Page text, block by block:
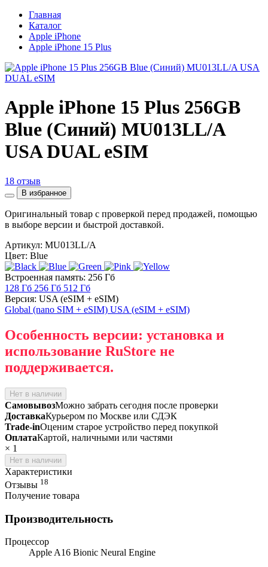
Главная
Каталог
Apple iPhone
Apple iPhone 15 Plus
Apple iPhone 15 Plus 256GB
Blue (Синий) MU013LL/A
USA DUAL eSIM
18 отзыв
В избранное
Оригинальный товар с проверкой перед продажей, помощью
в выборе версии и быстрой доставкой.
Артикул: MU013LL/A
Цвет: Blue
Встроенная память: 256 Гб
128 Гб 256 Гб 512 Гб
Версия: USA (eSIM + eSIM)
Global (nano SIM + eSIM) USA (eSIM + eSIM)
Особенность версии: установка и
использование RuStore не
поддерживается.
Нет в наличии
СамовывозМожно забрать сегодня после проверки
ДоставкаКурьером по Москве или СДЭК
Trade-inОценим старое устройство перед покупкой
ОплатаКартой, наличными или частями
× 1
Нет в наличии
Характеристики
Отзывы 18
Получение товара
Производительность
Процессор
Apple A16 Bionic Neural Engine